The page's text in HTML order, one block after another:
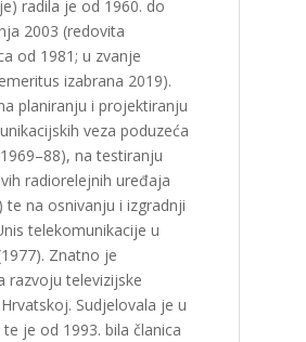
radila je od 1960. do
2003 (redovita
od 1981; u zvanje
izabrana 2019).
planiranju i projektiranju
veza poduzeća
na testiranju
radiorelejnih uređaja
te na osnivanju i izgradnji
telekomunikacije u
Znatno je
razvoju televizijske
Sudjelovala je u
je od 1993. bila članica